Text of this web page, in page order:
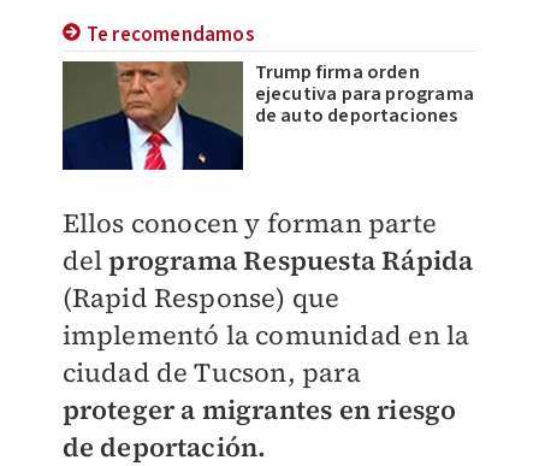
Te recomendamos
Trump firma orden
ejecutiva para programa
de auto deportaciones
Ellos conocen y forman parte
delprogramaRespuesta Rápida
(Rapid Response) que
implementó la comunidad en la
ciudad de Tucson, para
proteger a migrantes en riesgo
de deportación.